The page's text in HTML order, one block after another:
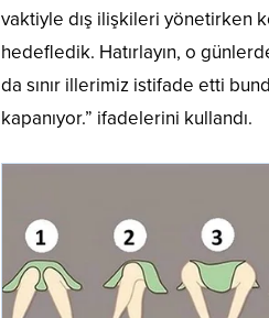
vaktiyle dış ilişkileri yönetirken
hedefledik. Hatırlayın, o
da sınır illerimiz istifade etti
kapanıyor.” ifadelerini kullandı.